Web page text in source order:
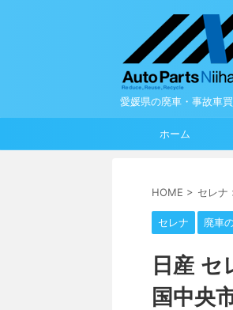
愛媛県の廃車・事故車
ホーム
HOME > セレナ
セレナ 廃車
日産 セ
国中央